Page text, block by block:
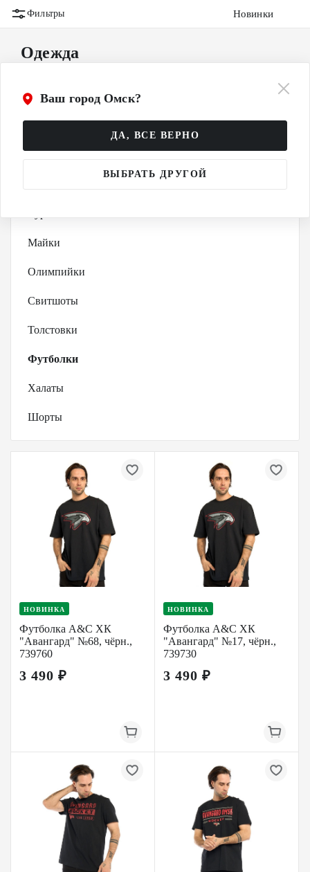
Ваш город Омск?
ДА, ВСЕ ВЕРНО
ВЫБРАТЬ ДРУГОЙ
Бомбер
Майки
Олимпийки
Свитшоты
Толстовки
Футболки
Халаты
Шорты
Одежда
НОВИНКА
Футболка A&C ХК
"Авангард" №68, чёрн.,
739760
3 490 ₽
НОВИНКА
Футболка A&C ХК
"Авангард" №17, чёрн.,
739730
3 490 ₽
Фильтры Новинки